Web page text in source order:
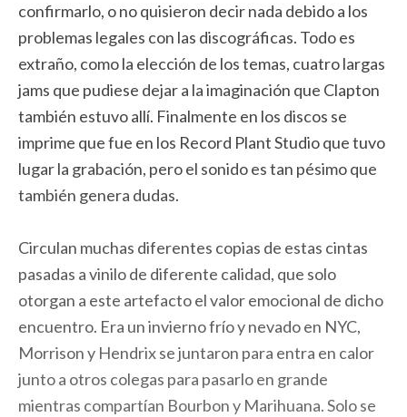
confirmarlo, o no quisieron decir nada debido a los
problemas legales con las discográficas. Todo es
extraño, como la elección de los temas, cuatro largas
jams que pudiese dejar a la imaginación que Clapton
también estuvo allí. Finalmente en los discos se
imprime que fue en los Record Plant Studio que tuvo
lugar la grabación, pero el sonido es tan pésimo que
también genera dudas.
Circulan muchas diferentes copias de estas cintas
pasadas a vinilo de diferente calidad, que solo
otorgan a este artefacto el valor emocional de dicho
encuentro. Era un invierno frío y nevado en NYC,
Morrison y Hendrix se juntaron para entra en calor
junto a otros colegas para pasarlo en grande
mientras compartían Bourbon y Marihuana. Solo se